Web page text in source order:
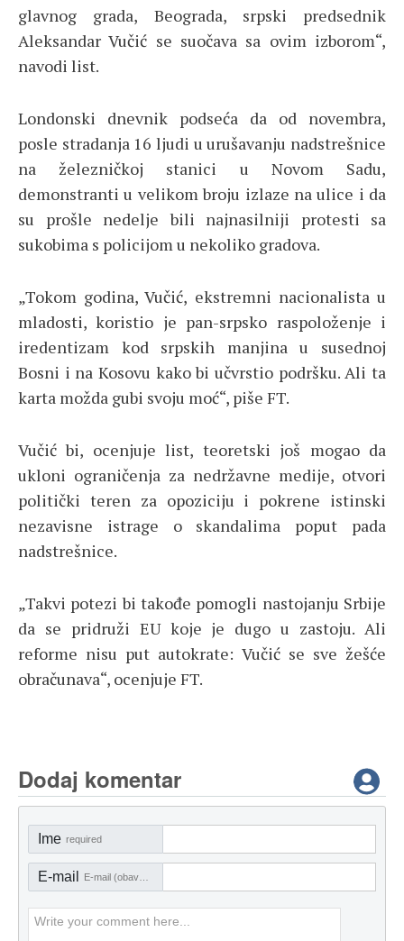
glavnog grada, Beograda, srpski predsednik
Aleksandar Vučić se suočava sa ovim izborom“,
navodi list.
Londonski dnevnik podseća da od novembra,
posle stradanja 16 ljudi u urušavanju nadstrešnice
na železničkoj stanici u Novom Sadu,
demonstranti u velikom broju izlaze na ulice i da
su prošle nedelje bili najnasilniji protesti sa
sukobima s policijom u nekoliko gradova.
„Tokom godina, Vučić, ekstremni nacionalista u
mladosti, koristio je pan-srpsko raspoloženje i
iredentizam kod srpskih manjina u susednoj
Bosni i na Kosovu kako bi učvrstio podršku. Ali ta
karta možda gubi svoju moć“, piše FT.
Vučić bi, ocenjuje list, teoretski još mogao da
ukloni ograničenja za nedržavne medije, otvori
politički teren za opoziciju i pokrene istinski
nezavisne istrage o skandalima poput pada
nadstrešnice.
„Takvi potezi bi takođe pomogli nastojanju Srbije
da se pridruži EU koje je dugo u zastoju. Ali
reforme nisu put autokrate: Vučić se sve žešće
obračunava“, ocenjuje FT.
Dodaj komentar
Ime required
E-mail